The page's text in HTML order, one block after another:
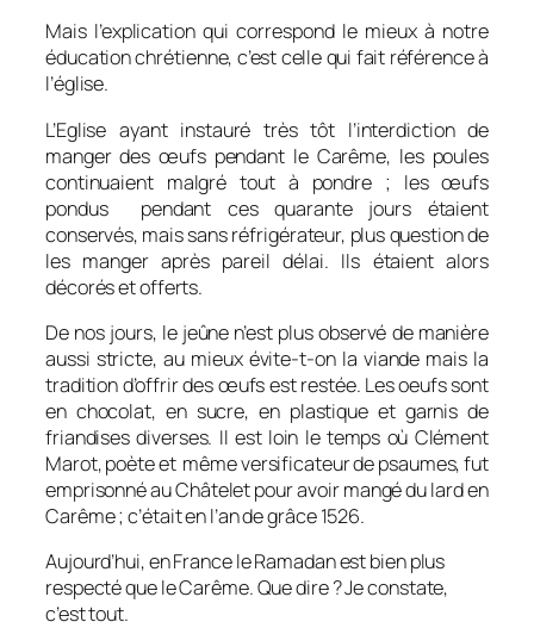
Mais l’explication qui correspond le mieux à notre
éducation chrétienne, c’est celle qui fait référence à
l’église.
L’Eglise ayant instauré très tôt l’interdiction de
manger des œufs pendant le Carême, les poules
continuaient malgré tout à pondre ; les œufs
pondus pendant ces quarante jours étaient
conservés, mais sans réfrigérateur, plus question de
les manger après pareil délai. Ils étaient alors
décorés et offerts.
De nos jours, le jeûne n’est plus observé de manière
aussi stricte, au mieux évite-t-on la viande mais la
tradition d’offrir des œufs est restée. Les oeufs sont
en chocolat, en sucre, en plastique et garnis de
friandises diverses. Il est loin le temps où Clément
Marot, poète et même versificateur de psaumes, fut
emprisonné au Châtelet pour avoir mangé du lard en
Carême ; c’était en l’an de grâce 1526.
Aujourd’hui, en France le Ramadan est bien plus
respecté que le Carême. Que dire ? Je constate,
c’est tout.